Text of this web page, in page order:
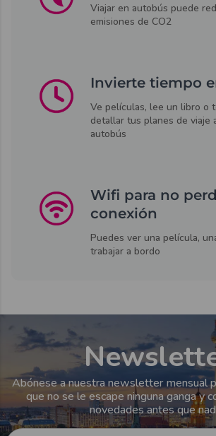
Viajar en autobús puede
emisiones de CO2
Invierte tiempo
Ve películas, lee un libro o
detallar tus planes de viaje
autobús
Wifi para no
conexión
Puedes ver una película,
trabajar a bordo
Abónese a nuestra newsletter mensual
que no se le escape ninguna ganga y
novedades antes que